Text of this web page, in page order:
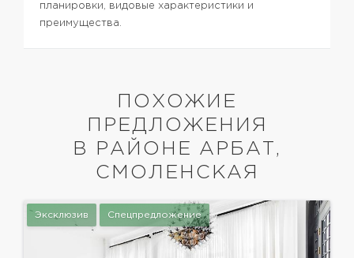
планировки, видовые характеристики и
преимущества.
ПОХОЖИЕ
ПРЕДЛОЖЕНИЯ
В РАЙОНЕ АРБАТ,
СМОЛЕНСКАЯ
Эксклюзив Спецпредложение